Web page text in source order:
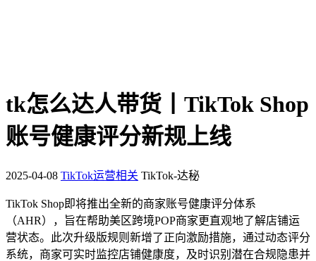
tk怎么达人带货丨TikTok Shop
账号健康评分新规上线
2025-04-08 TikTok运营相关 TikTok-达秘
TikTok Shop即将推出全新的商家账号健康评分体系
（AHR），旨在帮助美区跨境POP商家更直观地了解店铺运
营状态。此次升级版规则新增了正向激励措施，通过动态评分
系统，商家可实时监控店铺健康度，及时识别潜在合规隐患并